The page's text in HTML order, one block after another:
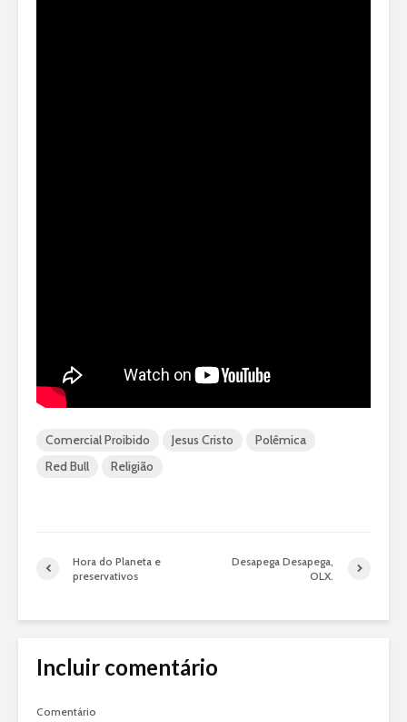
Comercial Proibido Jesus Cristo
Polêmica
Red Bull
Religião
Hora do Planeta e
preservativos
Desapega Desapega,
OLX.
Incluir comentário
Comentário